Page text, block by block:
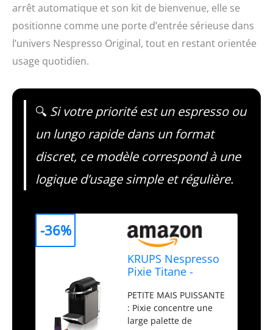
arrêt automatique et son kit de bienvenue, elle se
positionne comme une porte d’entrée sérieuse dans
l’univers Nespresso Original, tout en restant orientée
usage quotidien.
🔍 Si votre priorité est un espresso ou
un lungo rapide dans un format
discret, ce modèle correspond à une
logique d’usage simple et régulière.
KRUPS Nespresso
Pixie Titane -
Compacte & Kit de
bienvenue
PETITE MAIS PUISSANTE
: Pixie concentre une
large palette de
-36%